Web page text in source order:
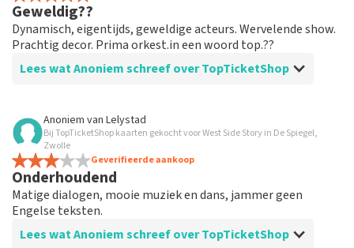
weer goed geregeld.
Geweldig??
Dynamisch, eigentijds, geweldige acteurs. Wervelende show.
Prachtig decor. Prima orkest.in een woord top.??
Lees wat Anoniem schreef over TopTicketShop
Beoordeling van Anoniem over
Geolied
Goede mailwisseling. En efficiënt geregeld. Gewoon
goed georganiseerd. Houden zo
Anoniem van Lelystad
Bij TopTicketShop kaarten gekocht voor West Side Story in De Spiegel,
Zwolle
Geverifieerde aankoop
Onderhoudend
Matige dialogen, mooie muziek en dans, jammer geen
Engelse teksten.
Lees wat Anoniem schreef over TopTicketShop